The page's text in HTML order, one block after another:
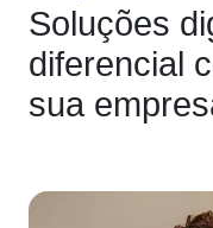
Soluções
diferencial
sua